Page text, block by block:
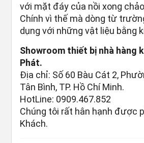
với mặt đáy của nồi xong
Chính vì thế mà dòng từ
dụng với những vật liệu bằng
Showroom thiết bị nhà hàng
Phát.
Địa chỉ: Số 60 Bàu Cát 2,
Tân Bình, TP. Hồ Chí Minh.
HotLine: 0909.467.852
Chúng tôi rất hân hạnh được
Khách.